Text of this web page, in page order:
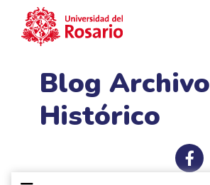
Blog Archivo
Histórico